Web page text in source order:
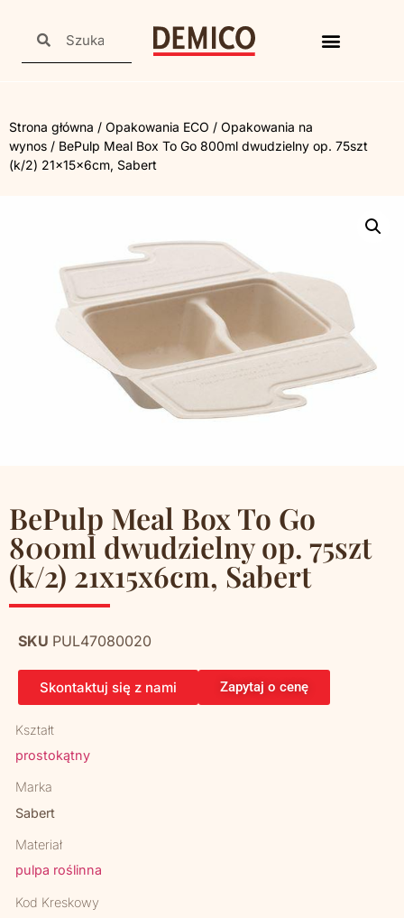
Strona główna / Opakowania ECO / Opakowania na
wynos / BePulp Meal Box To Go 800ml dwudzielny op. 75szt
(k/2) 21x15x6cm, Sabert
BePulp Meal Box To Go
800ml dwudzielny op. 75szt
(k/2) 21x15x6cm, Sabert
SKU PUL47080020
Skontaktuj się z nami Zapytaj o cenę
Kształt
prostokątny
Marka
Sabert
Materiał
pulpa roślinna
Kod Kreskowy